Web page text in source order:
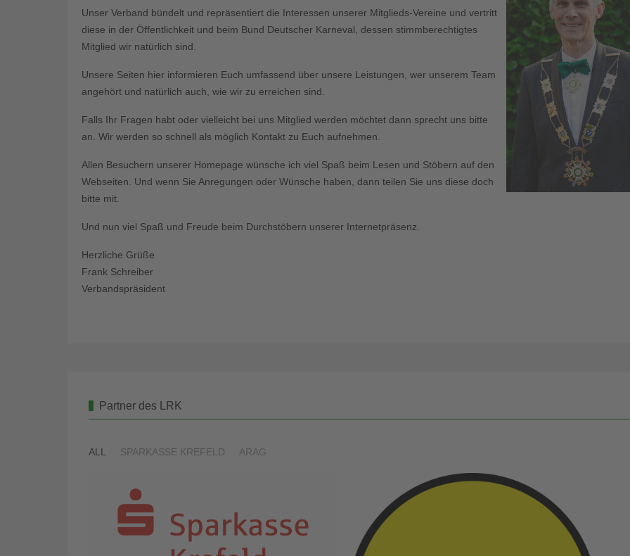
Unser Verband bündelt und repräsentiert die Interessen unserer Mitglieds-Vereine und vertritt
diese in der Öffentlichkeit und beim Bund Deutscher Karneval, dessen stimmberechtigtes
Mitglied wir natürlich sind.
Unsere Seiten hier informieren Euch umfassend über unsere Leistungen, wer unserem Team
angehört und natürlich auch, wie wir zu erreichen sind.
Falls Ihr Fragen habt oder vielleicht bei uns Mitglied werden möchtet dann sprecht uns bitte
an. Wir werden so schnell als möglich Kontakt zu Euch aufnehmen.
Allen Besuchern unserer Homepage wünsche ich viel Spaß beim Lesen und Stöbern auf den
Webseiten. Und wenn Sie Anregungen oder Wünsche haben, dann teilen Sie uns diese doch
bitte mit.
Und nun viel Spaß und Freude beim Durchstöbern unserer Internetpräsenz.
Herzliche Grüße
Frank Schreiber
Verbandspräsident
Partner des LRK
ALL SPARKASSE KREFELD ARAG